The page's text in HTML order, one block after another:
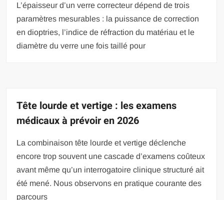
L’épaisseur d’un verre correcteur dépend de trois
paramètres mesurables : la puissance de correction
en dioptries, l’indice de réfraction du matériau et le
diamètre du verre une fois taillé pour
Tête lourde et vertige : les examens
médicaux à prévoir en 2026
La combinaison tête lourde et vertige déclenche
encore trop souvent une cascade d’examens coûteux
avant même qu’un interrogatoire clinique structuré ait
été mené. Nous observons en pratique courante des
parcours